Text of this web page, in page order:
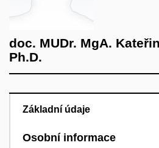
doc. MUDr. MgA.
Ph.D.
Základní údaje
Osobní informace